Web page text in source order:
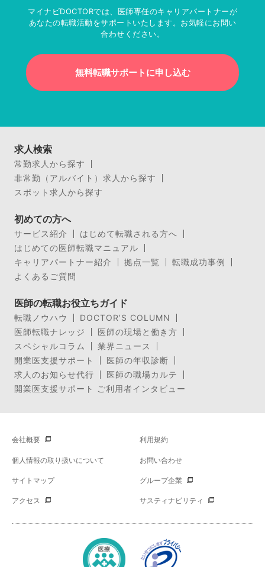
マイナビDOCTORでは、医師専任のキャリアパートナーが
あなたの転職活動をサポートいたします。お気軽にお問い
合わせください。
無料転職サポートに申し込む
求人検索
常勤求人から探す
非常勤（アルバイト）求人から探す
スポット求人から探す
初めての方へ
サービス紹介
はじめて転職される方へ
はじめての医師転職マニュアル
キャリアパートナー紹介
拠点一覧
転職成功事例
よくあるご質問
医師の転職お役立ちガイド
転職ノウハウ
DOCTOR’S COLUMN
医師転職ナレッジ
医師の現場と働き方
スペシャルコラム
業界ニュース
開業医支援サポート
医師の年収診断
求人のお知らせ代行
医師の職場カルテ
開業医支援サポート ご利用者インタビュー
会社概要 利用規約
個人情報の取り扱いについて お問い合わせ
サイトマップ グループ企業
アクセス サスティナビリティ